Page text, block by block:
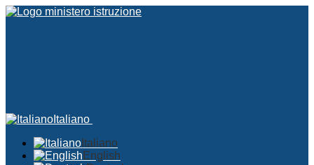
Italiano
Italiano
English